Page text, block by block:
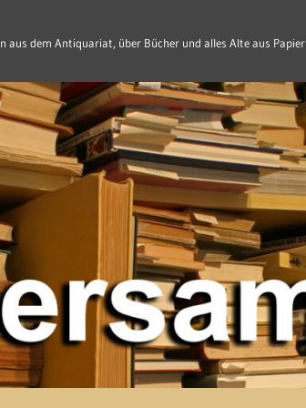
aus dem Antiquariat, über Bücher und alles Alte aus Papier